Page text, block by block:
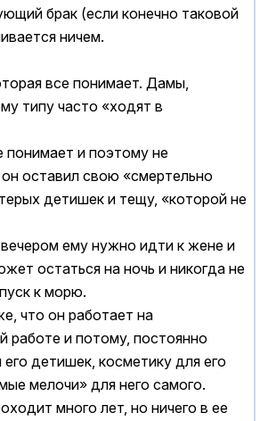
брак (если конечно таковой
ничем.
все понимает. Дамы,
типу часто «ходят в
понимает и поэтому не
оставил свою «смертельно
детишек и тещу, «которой не
ему нужно идти к жене и
остаться на ночь и никогда не
к морю.
что он работает на
работе и потому, постоянно
детишек, косметику для его
мелочи» для него самого.
много лет, но ничего в ее